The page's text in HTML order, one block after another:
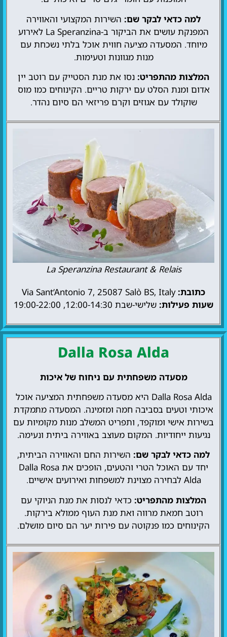
למה כדאי לבקר שם: השירות המקצועי והאווירה
המפנקת עושים את הביקור ב-La Speranzina לאירוע
מיוחד. המסעדה מציעה חווית אוכל בלתי נשכחת עם
מנות מגוונות וטעימות.
המלצות מהתפריט: נסו את מנת הסטייק עם רוטב יין
אדום ומנת הסלט עם ירקות טריים. הקינוחים כמו מוס
שוקולד עם אגוזים וקרם פריזאי הם סיום נהדר.
La Speranzina Restaurant & Relais
כתובת: Via Sant’Antonio 7, 25087 Salò BS, Italy
שעות פעילות: שלישי-שבת 12:00-14:30, 19:00-22:00
Dalla Rosa Alda
מסעדה משפחתית עם ניחוח של איכות
Dalla Rosa Alda היא מסעדה משפחתית המציעה אוכל
איכותי וטעים בסביבה חמה ומזמינה. המסעדה מתמקדת
בשירות אישי ומוקפד, ותפריט המשלב מנות מקומיות עם
נגיעות ייחודיות. המקום מעוצב באווירה ביתית ונעימה.
למה כדאי לבקר שם: השירות החם והאווירה הביתית,
יחד עם האוכל הטרי והטעים, הופכים את Dalla Rosa
Alda לבחירה מצוינת למשפחות ואירועים אישיים.
המלצות מהתפריט: כדאי לנסות את מנת הניוקי עם
רוטב חמאת מרווה ואת מנת העוף ממולא בירקות.
הקינוחים כמו פנקוטה עם פירות יער הם סיום מושלם.